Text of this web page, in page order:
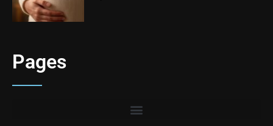
Pages